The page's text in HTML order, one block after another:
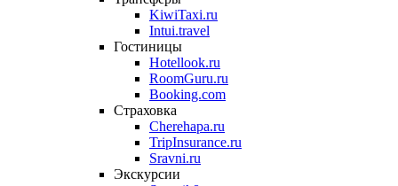
KiwiTaxi.ru
Intui.travel
Гостиницы
Hotellook.ru
RoomGuru.ru
Booking.com
Страховка
Cherehapa.ru
TripInsurance.ru
Sravni.ru
Экскурсии